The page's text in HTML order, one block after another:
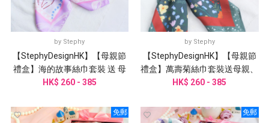
by Stephy
【StephyDesignHK】【母親節
禮盒】海的故事絲巾套裝 送 母
親、丈母娘、婆婆、外婆
HK$ 260 - 385
by Stephy
【StephyDesignHK】【母親節
禮盒】萬壽菊絲巾套裝送母親、
阿嬤、外婆、丈母娘、婆婆
HK$ 260 - 385
免郵 免郵